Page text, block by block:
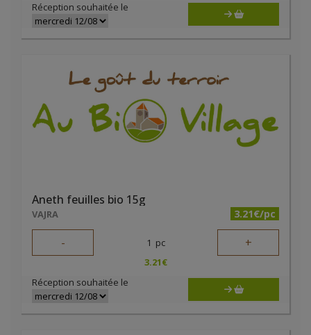
Réception souhaitée le
Aneth feuilles bio 15g
VAJRA 3.21€/pc
- 1 pc +
3.21€
Réception souhaitée le